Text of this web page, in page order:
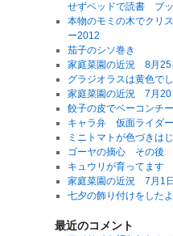
せずベッドで読書 ブッ
本物のモミの木でクリ
ー2012
茄子のシソ巻き
家庭菜園の近況 8月25
グラジオラスは黄色でし
家庭菜園の近況 7月20
餃子の皮でベーコンチ
キャラ弁 仮面ライダ
ミニトマトが色づきは
ゴーヤの摘心 その後
キュウリが育ってます
家庭菜園の近況 7月1日
七夕の飾り付けをしたよ
最近のコメント